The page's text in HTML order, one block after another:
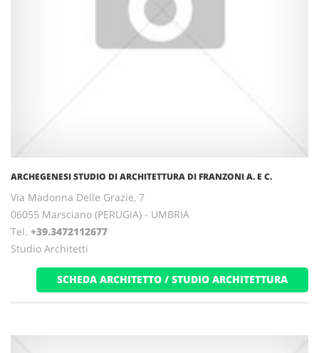
ARCHEGENESI STUDIO DI ARCHITETTURA DI FRANZONI A. E C.
Via Madonna Delle Grazie, 7
06055 Marsciano (PERUGIA) - UMBRIA
Tel. +39.3472112677
Studio Architetti
SCHEDA ARCHITETTO / STUDIO ARCHITETTURA